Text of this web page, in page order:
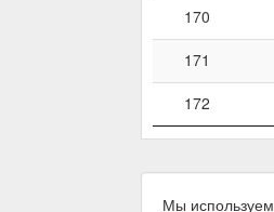
170
171
172
Мы используем